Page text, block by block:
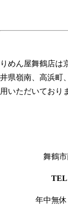
りめん屋舞鶴店は
井県嶺南、高浜町
用いただいており
舞鶴
TEL
年中無